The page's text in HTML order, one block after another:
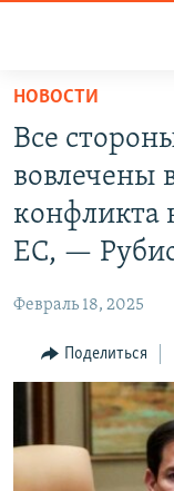
Перейти
основному
содержанию
Перейти
основной
Перейти
поиску
ПОЛИТИКА
ОБЩЕСТВО
РЕГИОН
НАГОРНЫЙ
КУЛЬТУРА
СПОРТ
АРХИВ
НОВОСТИ
Все
вовлечены
конфликта
ЕС, —
Февраль 18, 2025
Поделиться